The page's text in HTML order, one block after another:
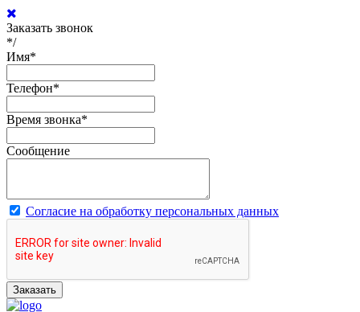
Заказать звонок
*/
Имя*
Телефон*
Время звонка*
Сообщение
Согласие на обработку персональных данных
Заказать